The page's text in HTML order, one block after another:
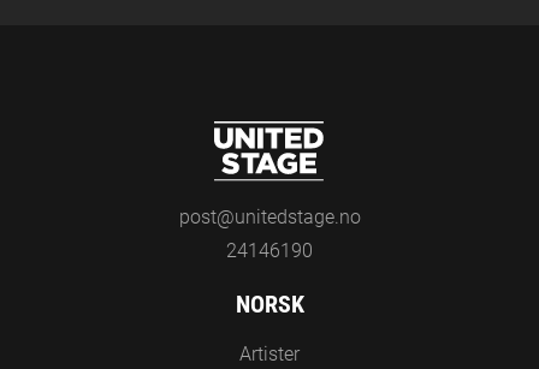
post@unitedstage.no
24146190
NORSK
Artister